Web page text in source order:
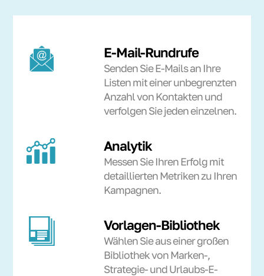
E-Mail-Rundrufe
Senden Sie E-Mails an Ihre
Listen mit einer unbegrenzten
Anzahl von Kontakten und
verfolgen Sie jeden einzelnen.
Analytik
Messen Sie Ihren Erfolg mit
detaillierten Metriken zu Ihren
Kampagnen.
Vorlagen-Bibliothek
Wählen Sie aus einer großen
Bibliothek von Marken-,
Strategie- und Urlaubs-E-